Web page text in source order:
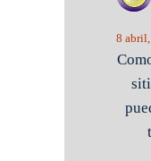
8 abril,